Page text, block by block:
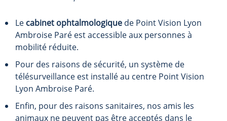
Le cabinet ophtalmologique de Point Vision Lyon
Ambroise Paré est accessible aux personnes à
mobilité réduite.
Pour des raisons de sécurité, un système de
télésurveillance est installé au centre Point Vision
Lyon Ambroise Paré.
Enfin, pour des raisons sanitaires, nos amis les
animaux ne peuvent pas être acceptés dans le